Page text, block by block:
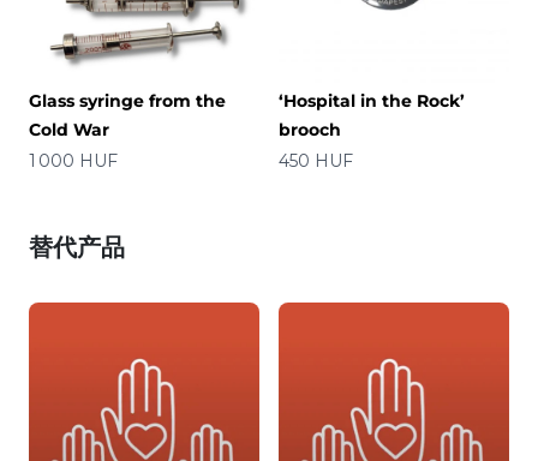
Glass syringe from the
Cold War
价格
1 000 HUF
‘Hospital in the Rock’
brooch
价格
450 HUF
替代产品